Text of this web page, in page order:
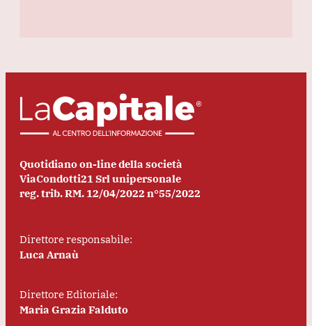
Quotidiano on-line della società
ViaCondotti21 Srl unipersonale
reg. trib. RM. 12/04/2022 n°55/2022
Direttore responsabile:
Luca Arnaù
Direttore Editoriale:
Maria Grazia Falduto